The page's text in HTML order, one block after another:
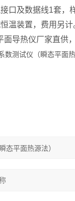
口及数据线1套，
温装置，费用另计
导热仪厂家直供